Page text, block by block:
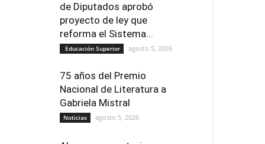
de Diputados aprobó
proyecto de ley que
reforma el Sistema...
Educación Superior agosto 5, 2026
75 años del Premio
Nacional de Literatura a
Gabriela Mistral
Noticias agosto 5, 2026